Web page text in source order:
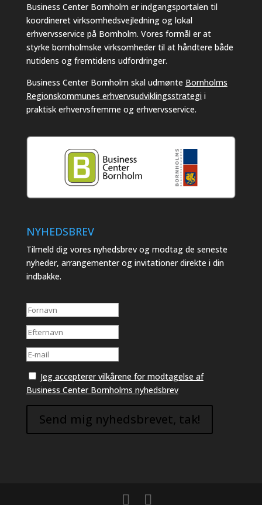
Business Center Bornholm er indgangsportalen til
koordineret virksomhedsvejledning og lokal
erhvervsservice på Bornholm. Vores formål er at
styrke bornholmske virksomheder til at håndtere både
nutidens og fremtidens udfordringer.
Business Center Bornholm skal udmønte Bornholms
Regionskommunes erhvervsudviklingsstrategii
praktisk erhvervsfremme og erhvervsservice.
NYHEDSBREV
Tilmeld dig vores nyhedsbrev og modtag de seneste
nyheder, arrangementer og invitationer direkte i din
indbakke.
Jeg accepterer vilkårene for modtagelse af
Business Center Bornholms nyhedsbrev